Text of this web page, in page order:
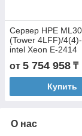
Сервер HPE
(Tower 4LFF)/
intel Xeon E-2414
UDIMM/960GB
Server (nhs)/
от 5 754 958 ₸
Купить
О нас